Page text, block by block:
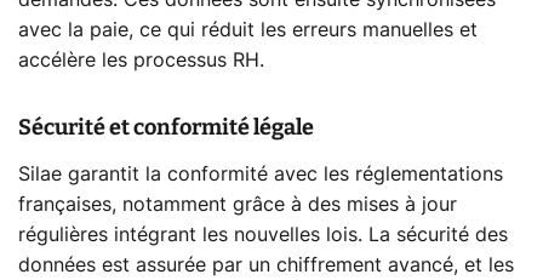
avec la paie, ce qui réduit les erreurs manuelles et
accélère les processus RH.
Sécurité et conformité légale
Silae garantit la conformité avec les réglementations
françaises, notamment grâce à des mises à jour
régulières intégrant les nouvelles lois. La sécurité des
données est assurée par un chiffrement avancé, et les